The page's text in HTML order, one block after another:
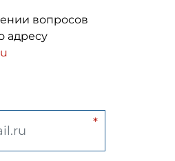
вопросов
адресу